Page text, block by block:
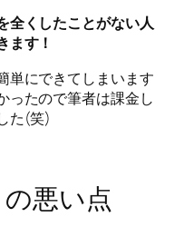
全くしたことがない人
ます！
単にできてしまいます
ったので筆者は課金し
た(笑)
の悪い点